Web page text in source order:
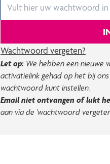
Wachtwoord vergeten?
Let op: We hebben een nieuwe
activatielink gehad op het bij
wachtwoord kunt instellen.
Email niet ontvangen of lukt
aan via de 'wachtwoord